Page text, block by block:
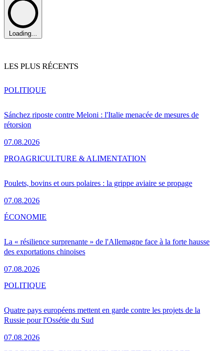
Loading...
LES PLUS RÉCENTS
Sánchez riposte contre Meloni : l'Italie menacée de mesures de
rétorsion
07.08.2026
POLITIQUE
Poulets, bovins et ours polaires : la grippe aviaire se propage
07.08.2026
PROAGRICULTURE & ALIMENTATION
La « résilience surprenante » de l'Allemagne face à la forte hausse
des exportations chinoises
07.08.2026
ÉCONOMIE
Quatre pays européens mettent en garde contre les projets de la
Russie pour l'Ossétie du Sud
07.08.2026
POLITIQUE